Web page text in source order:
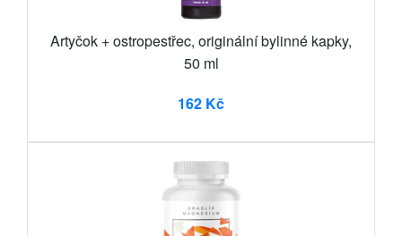
Artyčok + ostropestřec, originální bylinné kapky,
50 ml
162 Kč